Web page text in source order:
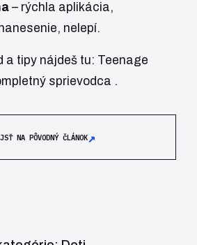
– rýchla aplikácia,
nelepí.
a tipy nájdeš tu: Teenage
sprievodca .
NA PÔVODNÝ ČLÁNOK↗